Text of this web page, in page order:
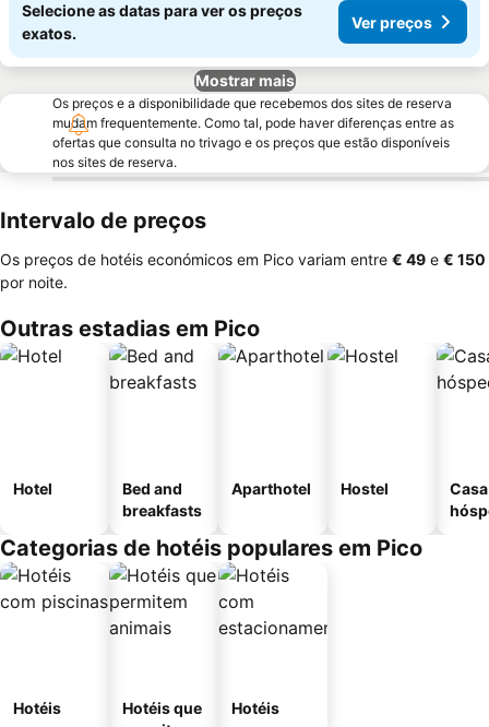
Selecione as datas para ver os preços
exatos.
Ver preços
Mostrar mais
Os preços e a disponibilidade que recebemos dos sites de reserva
mudam frequentemente. Como tal, pode haver diferenças entre as
ofertas que consulta no trivago e os preços que estão disponíveis
nos sites de reserva.
Intervalo de preços
Os preços de hotéis económicos em Pico variam entre ‎€ 49 e ‎€ 150
por noite.
Outras estadias em Pico
Hotel
Bed and
breakfasts
Aparthotel Hostel
Categorias de hotéis populares em Pico
Hotéis
Hotéis que
Hotéis